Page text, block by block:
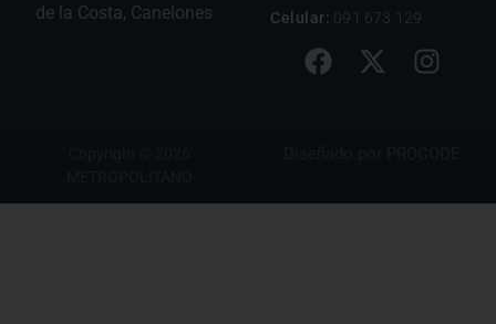
de la Costa, Canelones
Celular: 091 673 129